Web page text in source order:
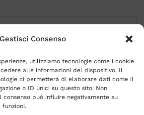
Gestisci Consenso
utilizziamo tecnologie come i cookie
alle informazioni del dispositivo. Il
ci permetterà di elaborare dati come il
o ID unici su questo sito. Non
può influire negativamente su
funzioni.
email e sito web in questo
volta che commento.